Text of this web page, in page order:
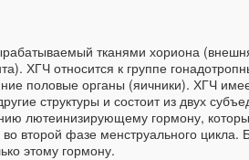
тканями хориона
ХГЧ относится к группе
половые органы (яичники). ХГЧ
структуры и состоит из двух
лютеинизирующему гормону,
второй фазе менструального цикла.
этому гормону.